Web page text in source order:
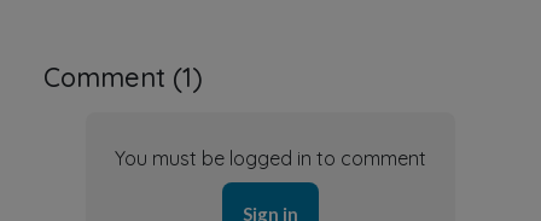
Comment (1)
You must be logged in to comment
Sign in